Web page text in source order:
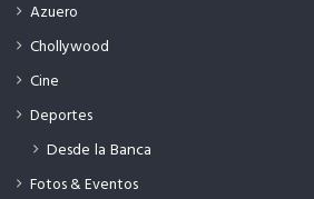
Azuero
Chollywood
Cine
Deportes
Desde la Banca
Fotos & Eventos